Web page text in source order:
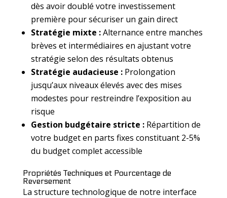
dès avoir doublé votre investissement
première pour sécuriser un gain direct
Stratégie mixte :Alternance entre manches
brèves et intermédiaires en ajustant votre
stratégie selon des résultats obtenus
Stratégie audacieuse :Prolongation
jusqu’aux niveaux élevés avec des mises
modestes pour restreindre l’exposition au
risque
Gestion budgétaire stricte :Répartition de
votre budget en parts fixes constituant 2-5%
du budget complet accessible
Propriétés Techniques et Pourcentage de
Reversement
La structure technologique de notre interface